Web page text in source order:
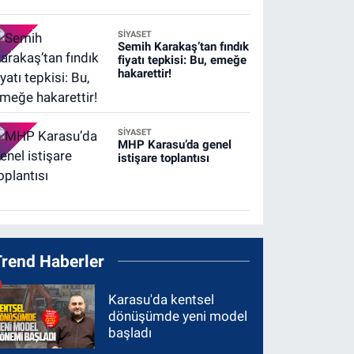
SİYASET
Semih Karakaş’tan fındık
fiyatı tepkisi: Bu, emeğe
hakarettir!
SİYASET
MHP Karasu’da genel
istişare toplantısı
Haberler
Karasu'da kentsel
dönüşümde yeni model
başladı